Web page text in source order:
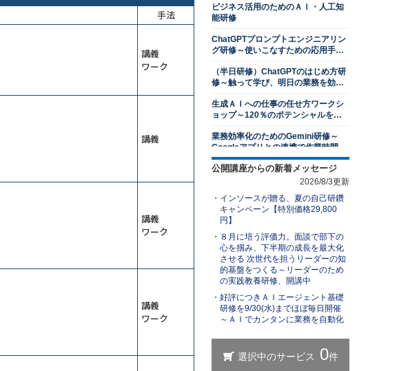
手法
講義
ワーク
講義
講義
ワーク
講義
ワーク
2026年8月24日(月)オンライン
プレゼンテーション研修～相手を動
会員 13,500円 通常 14,300円
１対１面談研修～部下のキャリア開
会員 13,500円 通常 14,300円
若手社員研修～主体性の発揮
14,300円
2026年8月31日(月)オンライン
修～自他尊重のスタンスで言いにく
いことを伝える
会員 13,500円 通常 14,300円
2026年8月31日(月)オンライン
レジリエンス研修～しなやかにスト
レスと向き合い、回復力を身につけ
会員 13,500円 通常 14,300円
2026年9月7日(月)オンライン
リスクマネジメント研修～未然に防
ビジネス活用のためのＡＩ・人工知
能研修
ChatGPTプロンプトエンジニアリン
グ研修～使いこなすための応用手法
（半日研修）ChatGPTのはじめ方研
修～触って学び、明日の業務を効率
生成ＡＩへの仕事の任せ方ワークシ
ョップ～120％のポテンシャルを発
業務効率化のためのGemini研修～
Googleアプリとの連携で作業時間を
削減する
（半日研修）ChatGPTを活用した発
ＡＩエージェント基礎研修～自分専
用の生成ＡＩで業務を自動化する
（半日研修）ChatGPT×Excel研修～
身近なExcel業務から始めるＡＩ活用
ChatGPTを活用したビジネス文書研
修～文書作成の新スタンダードを学
生成ＡＩを活用した業務改善研修～
業務を可視化し、ＡＩに置き換え組
織展開する
入事例やリスクを知り、組織での活
用方法を検討する
【ＡＩと働く】研修担当者レベルア
公開講座からの新着メッセージ
2026/8/3更新
インソースが贈る、夏の自己研鑽
キャンペーン【特別価格29,800
円】
８月に培う評価力。面談で部下の
心を掴み、下半期の成長を最大化
させる 次世代を担うリーダーの知
的基盤をつくる～リーダーのため
の実践教養研修、開講中
好評につきＡＩエージェント基礎
研修を9/30(水)までほぼ毎日開催
～ＡＩでカンタンに業務を自動化